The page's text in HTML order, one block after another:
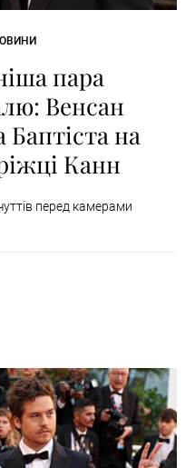
пара
Венсан
Баптіста на
Канн
перед камерами